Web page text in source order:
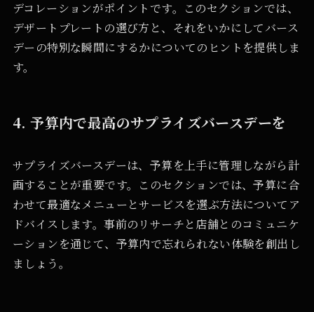
デコレーションがポイントです。このセクションでは、
デザートプレートの選び方と、それをいかにしてバース
デーの特別な瞬間にするかについてのヒントを提供しま
す。
4. 予算内で最高のサプライズバースデーを
サプライズバースデーは、予算を上手に管理しながら計
画することが重要です。このセクションでは、予算に合
わせて最適なメニューとサービスを選ぶ方法についてア
ドバイスします。事前のリサーチと店舗とのコミュニケ
ーションを通じて、予算内で忘れられない体験を創出し
ましょう。